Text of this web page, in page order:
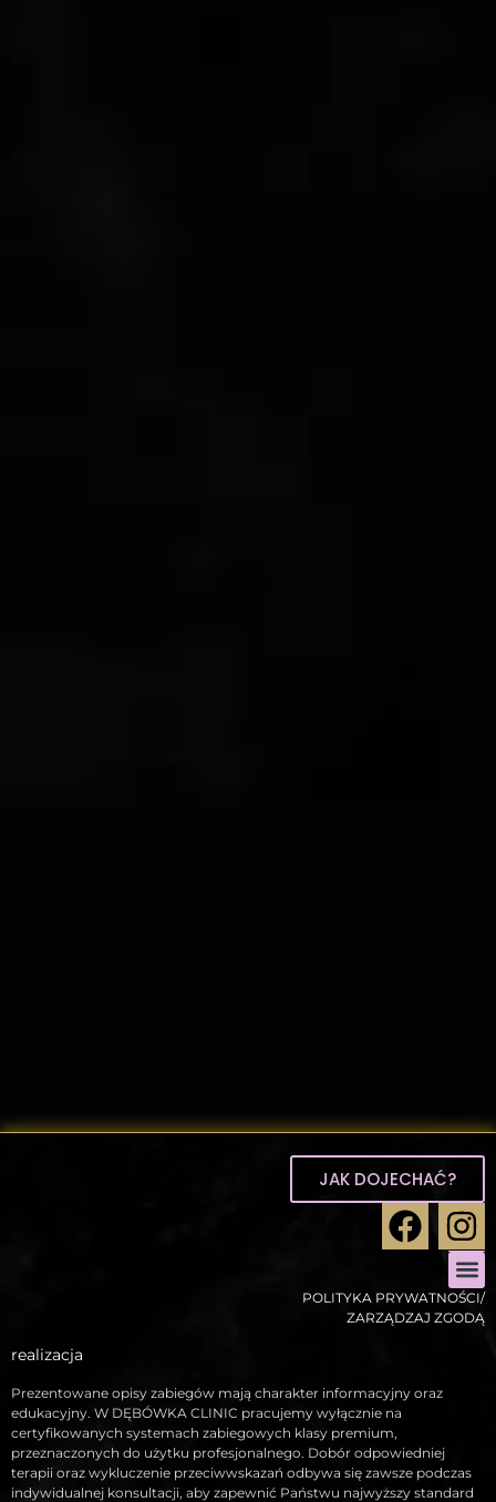
JAK DOJECHAĆ?
POLITYKA PRYWATNOŚCI/
ZARZĄDZAJ ZGODĄ
realizacja
Prezentowane opisy zabiegów mają charakter informacyjny oraz
edukacyjny. W DĘBÓWKA CLINIC pracujemy wyłącznie na
certyfikowanych systemach zabiegowych klasy premium,
przeznaczonych do użytku profesjonalnego. Dobór odpowiedniej
terapii oraz wykluczenie przeciwwskazań odbywa się zawsze podczas
indywidualnej konsultacji, aby zapewnić Państwu najwyższy standard